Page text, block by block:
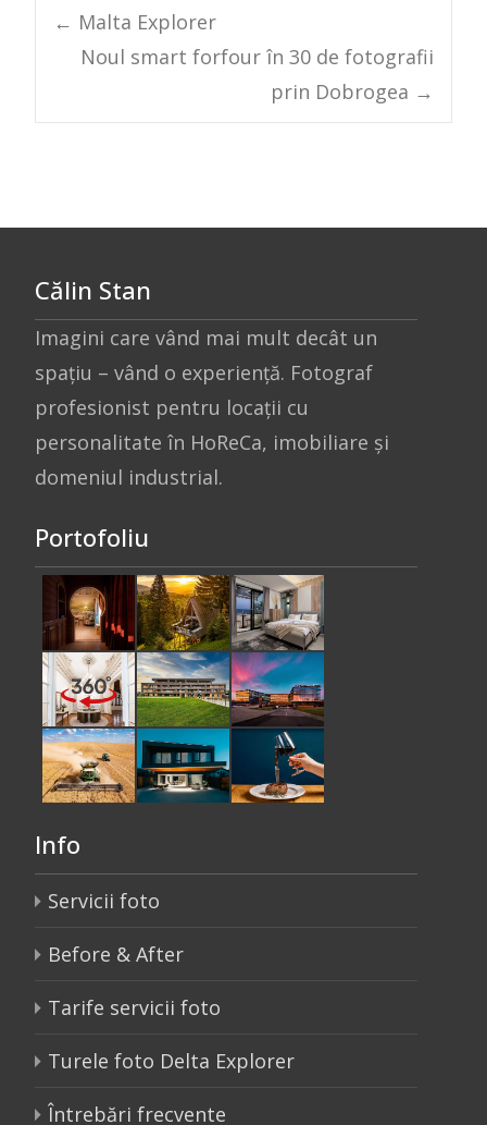
Post
navigation
← Malta Explorer
Noul smart forfour în 30 de fotografii
prin Dobrogea →
Călin Stan
Imagini care vând mai mult decât un
spațiu – vând o experiență. Fotograf
profesionist pentru locații cu
personalitate în HoReCa, imobiliare și
domeniul industrial.
Portofoliu
Info
Servicii foto
Before & After
Tarife servicii foto
Turele foto Delta Explorer
Întrebări frecvente